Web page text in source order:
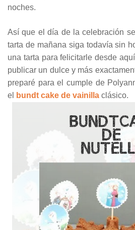
noches.
Así que el día de la celebración
tarta de mañana siga todavía sin
una tarta para felicitarle desde
publicar un dulce y más
preparé para el cumple de
el
bundt cake de vainilla clásico.